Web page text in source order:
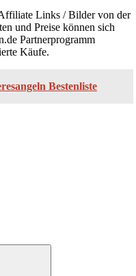
Links / Bilder von der
und Preise können sich
Partnerprogramm
Käufe.
Bestenliste